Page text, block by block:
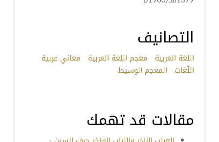
التصانيف
اللغة العربية معجم اللغة العربية
معاني عربية
اللّغات
المعجم الوسيط
مقالات قد تهمك